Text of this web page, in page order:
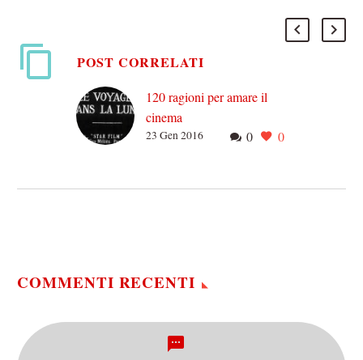
POST CORRELATI
120 ragioni per amare il
cinema
Questo articolo nasce con
0 0
23 Gen 2016
COMMENTI RECENTI